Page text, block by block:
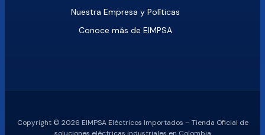
Nuestra Empresa y Políticas
Conoce más de EIMPSA
Copyright © 2026 EIMPSA Eléctricos Importados – Tienda Oficial de